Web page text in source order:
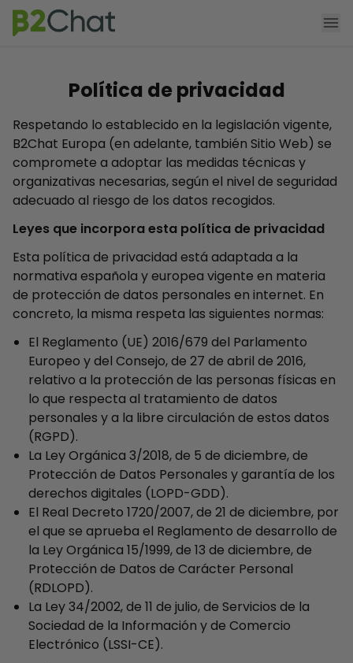
Precios
App Shopify
Recursos
Política de privacidad
Respetando lo establecido en la legislación vigente,
B2Chat Europa (en adelante, también Sitio Web) se
compromete a adoptar las medidas técnicas y
organizativas necesarias, según el nivel de seguridad
adecuado al riesgo de los datos recogidos.
Leyes que incorpora esta política de privacidad
Esta política de privacidad está adaptada a la
normativa española y europea vigente en materia
de protección de datos personales en internet. En
concreto, la misma respeta las siguientes normas:
El Reglamento (UE) 2016/679 del Parlamento
Europeo y del Consejo, de 27 de abril de 2016,
relativo a la protección de las personas físicas en
lo que respecta al tratamiento de datos
personales y a la libre circulación de estos datos
(RGPD).
La Ley Orgánica 3/2018, de 5 de diciembre, de
Protección de Datos Personales y garantía de los
derechos digitales (LOPD-GDD).
El Real Decreto 1720/2007, de 21 de diciembre, por
el que se aprueba el Reglamento de desarrollo de
la Ley Orgánica 15/1999, de 13 de diciembre, de
Protección de Datos de Carácter Personal
(RDLOPD).
La Ley 34/2002, de 11 de julio, de Servicios de la
Sociedad de la Información y de Comercio
Electrónico (LSSI-CE).